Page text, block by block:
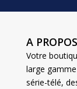
A
Votre
large
série-télé,